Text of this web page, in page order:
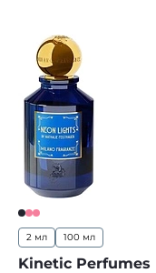
2 мл 100 мл
Kinetic Perfumes